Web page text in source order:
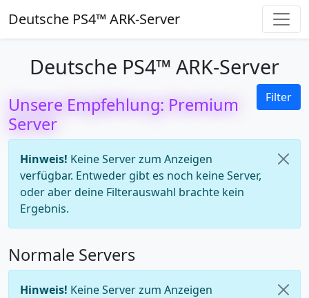
Deutsche PS4™ ARK-Server
Deutsche PS4™ ARK-Server
Filter
Unsere Empfehlung: Premium
Server
Hinweis! Keine Server zum Anzeigen
verfügbar. Entweder gibt es noch keine Server,
oder aber deine Filterauswahl brachte kein
Ergebnis.
Normale Servers
Hinweis! Keine Server zum Anzeigen